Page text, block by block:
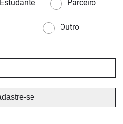
Estudante Parceiro
Outro